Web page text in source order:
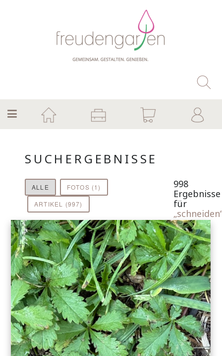
SUCHERGEBNISSE
ALLE
FOTOS (1)
ARTIKEL (997)
998
Ergebnisse
für